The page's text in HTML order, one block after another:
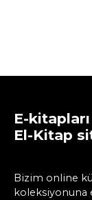
E-
El-Kitap
Bizim online
koleksiyonuna